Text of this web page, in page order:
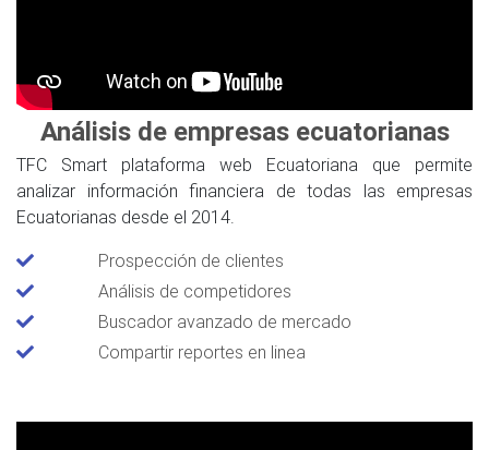
Análisis de empresas ecuatorianas
TFC Smart plataforma web Ecuatoriana que permite
analizar información financiera de todas las empresas
Ecuatorianas desde el 2014.
Prospección de clientes
Análisis de competidores
Buscador avanzado de mercado
Compartir reportes en linea